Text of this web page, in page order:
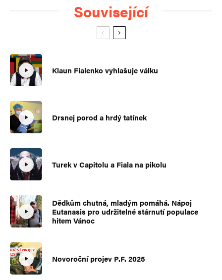
Související
Klaun Fialenko vyhlašuje válku
Drsnej porod a hrdý tatínek
Turek v Capitolu a Fiala na pikolu
Dědkům chutná, mladým pomáhá. Nápoj
Eutanasis pro udržitelné stárnutí populace
hitem Vánoc
Novoroční projev P.F. 2025